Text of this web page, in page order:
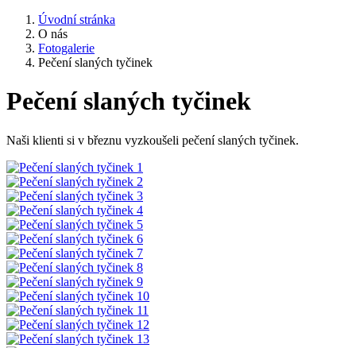
Úvodní stránka
O nás
Fotogalerie
Pečení slaných tyčinek
Pečení slaných tyčinek
Naši klienti si v březnu vyzkoušeli pečení slaných tyčinek.